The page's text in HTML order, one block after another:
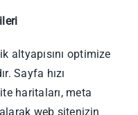
altyapısını optimize
Sayfa hızı
haritaları, meta
web sitenizin